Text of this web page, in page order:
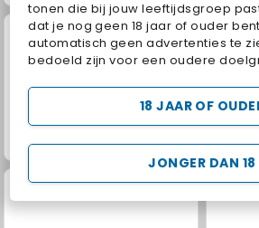
tonen die bij jouw leeftijdsgroep
dat je nog geen 18 jaar of ouder
automatisch geen advertenties te
bedoeld zijn voor een oudere
JONGER DAN 18
18 JAAR OF
Grand Mahjong Connect